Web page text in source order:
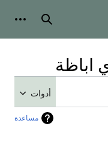
بحث
اباظة
أدوات
مساعدة